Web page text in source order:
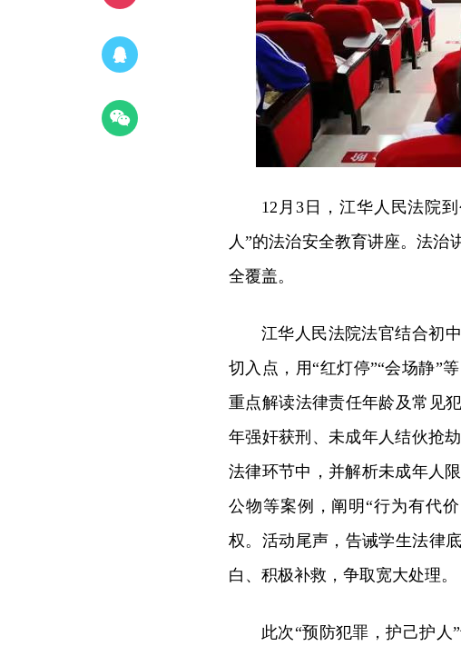
12月3日，江华人民法院
人”的法治安全教育讲座。法治
全覆盖。
江华人民法院法官结合初
切入点，用“红灯停”“会场静”
重点解读法律责任年龄及常见
年强奸获刑、未成年人结伙抢
法律环节中，并解析未成年人
公物等案例，阐明“行为有代
权。活动尾声，告诫学生法律
白、积极补救，争取宽大处理。
此次“预防犯罪，护己护